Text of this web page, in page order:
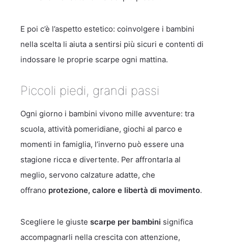
E poi c’è l’aspetto estetico: coinvolgere i bambini
nella scelta li aiuta a sentirsi più sicuri e contenti di
indossare le proprie scarpe ogni mattina.
Piccoli piedi, grandi passi
Ogni giorno i bambini vivono mille avventure: tra
scuola, attività pomeridiane, giochi al parco e
momenti in famiglia, l’inverno può essere una
stagione ricca e divertente. Per affrontarla al
meglio, servono calzature adatte, che
offrano protezione, calore e libertà di movimento.
Scegliere le giuste scarpe per bambini significa
accompagnarli nella crescita con attenzione,